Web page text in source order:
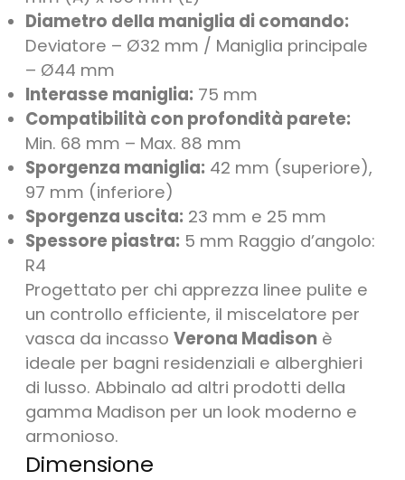
Diametro della maniglia di comando:
Deviatore – Ø32 mm / Maniglia principale
– Ø44 mm
Interasse maniglia: 75 mm
Compatibilità con profondità parete:
Min. 68 mm – Max. 88 mm
Sporgenza maniglia: 42 mm (superiore),
97 mm (inferiore)
Sporgenza uscita: 23 mm e 25 mm
Spessore piastra: 5 mm Raggio d’angolo:
R4
Progettato per chi apprezza linee pulite e
un controllo efficiente, il miscelatore per
vasca da incasso Verona Madison è
ideale per bagni residenziali e alberghieri
di lusso. Abbinalo ad altri prodotti della
gamma Madison per un look moderno e
armonioso.
Dimensione